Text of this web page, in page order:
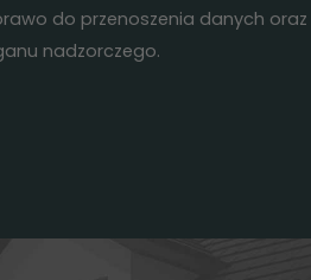
do przenoszenia danych oraz
nadzorczego.